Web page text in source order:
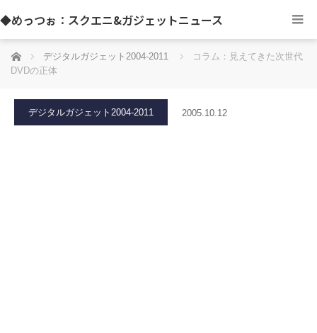
◆めっつぉ：スクエニ&ガジェットニュース
ホーム デジタルガジェット2004-2011
コラム：見えてきた次世代
DVDの正体
デジタルガジェット2004-2011 2005.10.12